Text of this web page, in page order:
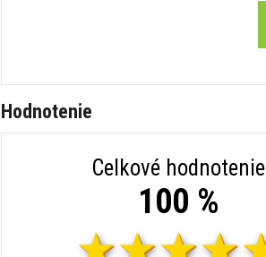
Hodnotenie
Celkové hodnotenie
100 %